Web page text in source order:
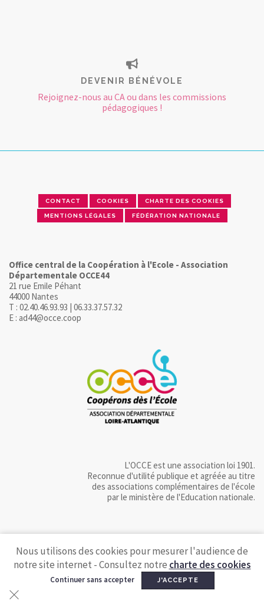
DEVENIR BÉNÉVOLE
Rejoignez-nous au CA ou dans les commissions
pédagogiques !
CONTACT COOKIES CHARTE DES COOKIES
MENTIONS LÉGALES FÉDÉRATION NATIONALE
Office central de la Coopération à l'Ecole - Association
Départementale OCCE44
21 rue Emile Péhant
44000 Nantes
T : 02.40.46.93.93 | 06.33.37.57.32
E : ad44@occe.coop
L'OCCE est une association loi 1901.
Reconnue d'utilité publique et agréée au titre
des associations complémentaires de l'école
par le ministère de l'Education nationale.
Nous utilisons des cookies pour mesurer l'audience de
notre site internet - Consultez notre charte des cookies
Continuer sans accepter J'ACCEPTE